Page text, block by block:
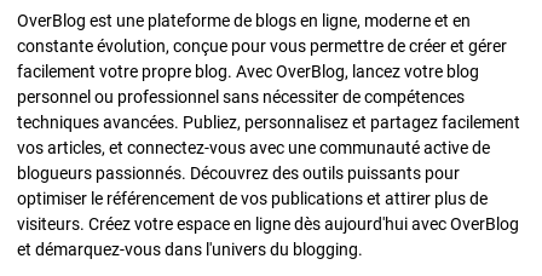
OverBlog est une plateforme de blogs en ligne, moderne et en
constante évolution, conçue pour vous permettre de créer et gérer
facilement votre propre blog. Avec OverBlog, lancez votre blog
personnel ou professionnel sans nécessiter de compétences
techniques avancées. Publiez, personnalisez et partagez facilement
vos articles, et connectez-vous avec une communauté active de
blogueurs passionnés. Découvrez des outils puissants pour
optimiser le référencement de vos publications et attirer plus de
visiteurs. Créez votre espace en ligne dès aujourd'hui avec OverBlog
et démarquez-vous dans l'univers du blogging.